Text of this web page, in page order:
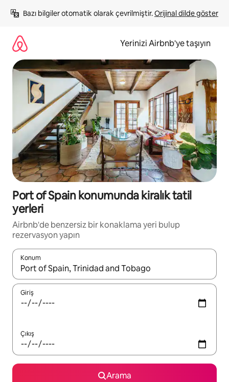
atla
Bazı bilgiler otomatik olarak çevrilmiştir. Orijinal dilde göster
Yerinizi Airbnb'ye taşıyın
Port of Spain konumunda kiralık tatil
yerleri
Airbnb'de benzersiz bir konaklama yeri bulup
rezervasyon yapın
Konum
Sonuçlar kullanılabilir olduğunda yukarı ve aşağı oklarıyla
Giriş
Çıkış
Arama